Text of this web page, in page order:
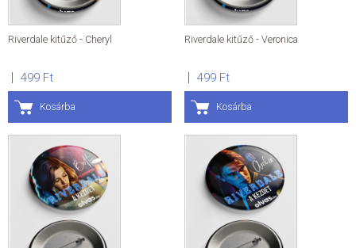
Riverdale kitűző - Cheryl
499 Ft
Kosárba
Riverdale kitűző - Veronica
499 Ft
Kosárba